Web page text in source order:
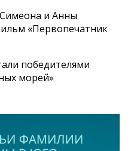
и Анны
«Первопечатник
победителями
морей»